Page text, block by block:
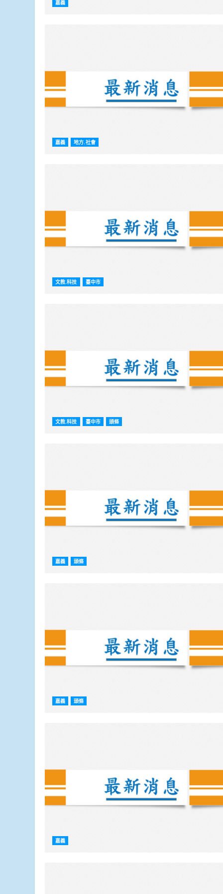
嘉義
嘉義 地方.社會
文教.科技 臺中市
文教.科技 臺中市 頭條
嘉義 頭條
嘉義 頭條
嘉義